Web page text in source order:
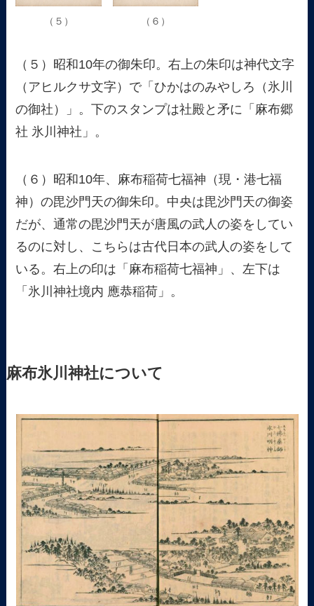
（５） （６）
（５）昭和10年の御朱印。右上の朱印は神代文字
（アヒルクサ文字）で「ひかはのみやしろ（氷川
の御社）」。下のスタンプは社殿と矛に「麻布郷
社 氷川神社」。
（６）昭和10年、麻布稲荷七福神（現・港七福
神）の毘沙門天の御朱印。中央は毘沙門天の御姿
だが、通常の毘沙門天が唐風の武人の姿をしてい
るのに対し、こちらは古代日本の武人の姿をして
いる。右上の印は「麻布稲荷七福神」、左下は
「氷川神社境内 應恭稲荷」。
麻布氷川神社について